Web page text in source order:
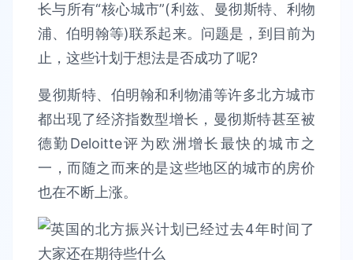
长与所有“核心城市”(利兹、曼彻斯特、利物
浦、伯明翰等)联系起来。问题是，到目前为
止，这些计划于想法是否成功了呢?
曼彻斯特、伯明翰和利物浦等许多北方城市
都出现了经济指数型增长，曼彻斯特甚至被
德勤Deloitte评为欧洲增长最快的城市之
一，而随之而来的是这些地区的城市的房价
也在不断上涨。